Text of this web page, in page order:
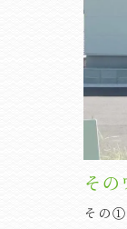
そ
その①